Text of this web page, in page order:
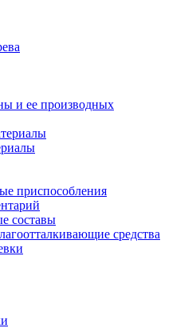
и ее производных
приспособления
составы
средства